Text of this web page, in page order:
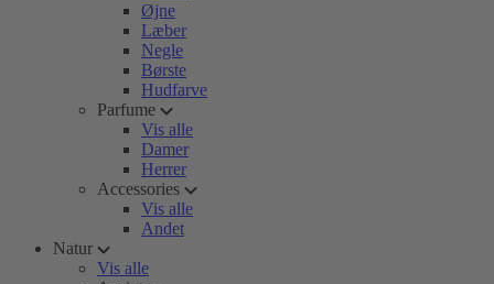
Øjne
Læber
Negle
Børste
Hudfarve
Parfume
Vis alle
Damer
Herrer
Accessories
Vis alle
Andet
Natur
Vis alle